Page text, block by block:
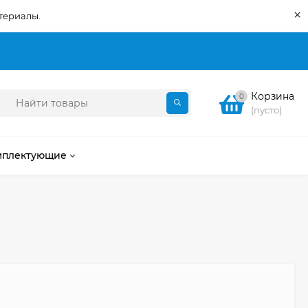
×
0 Корзина
(пусто)